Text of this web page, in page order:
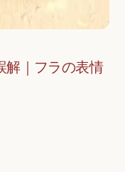
解｜フラの表情